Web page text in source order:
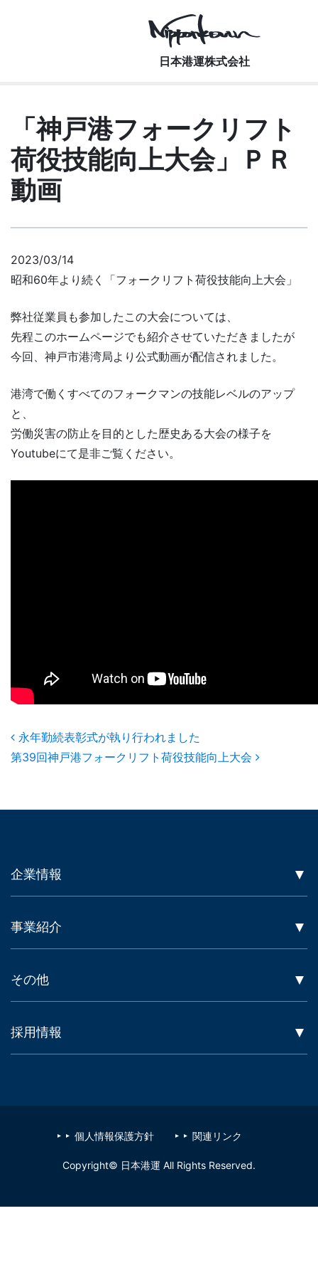
Main Navigation
日本港運株式会社
「神戸港フォークリフト
荷役技能向上大会」ＰＲ
動画
2023/03/14
昭和60年より続く「フォークリフト荷役技能向上大会」
弊社従業員も参加したこの大会については、
先程このホームページでも紹介させていただきましたが
今回、神戸市港湾局より公式動画が配信されました。
港湾で働くすべてのフォークマンの技能レベルのアップ
と、
労働災害の防止を目的とした歴史ある大会の様子を
Youtubeにて是非ご覧ください。
Post navigation
永年勤続表彰式が執り行われました
第39回神戸港フォークリフト荷役技能向上大会
企業情報
事業紹介
その他
採用情報
個人情報保護方針 関連リンク
Copyright© 日本港運 All Rights Reserved.